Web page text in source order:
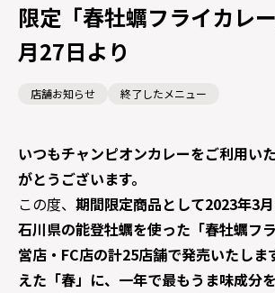
限定「春牡蠣フライカレ
月27日より
店舗お知らせ 終了したメニュー
いつもチャンピオンカレーをご利用い
がとうございます。
この度、 期間限定商品として2023年3
石川県の能登牡蠣を使った「春牡蠣フ
営店・FC店の計25店舗で発売いたしま
えた「春」に、一年で最もうま味成分